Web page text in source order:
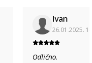
Ivan
26.01.2025.
Odlično.